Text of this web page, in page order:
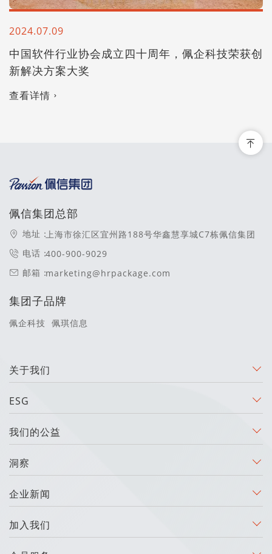
2024.07.09
中国软件行业协会成立四十周年，佩企科技荣获创
新解决方案大奖
查看详情
佩信集团总部
地址：上海市徐汇区宜州路188号华鑫慧享城C7栋佩信集团
电话：400-900-9029
邮箱：marketing@hrpackage.com
集团子品牌
佩企科技 佩琪信息
关于我们
ESG
我们的公益
洞察
企业新闻
加入我们